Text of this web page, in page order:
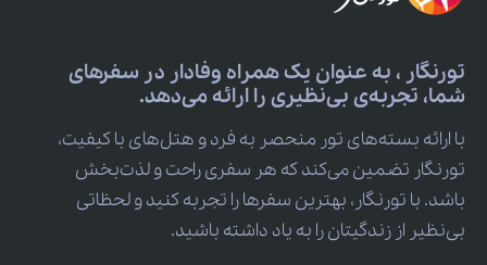
تورنگار ، به عنوان یک همراه وفادار در سفرهای
شما، تجربه‌ی بی‌نظیری را ارائه می‌دهد.
با ارائه بسته‌های تور منحصر به فرد و هتل‌های با کیفیت،
تورنگار تضمین می‌کند که هر سفری راحت و لذت‌بخش
باشد. با تورنگار، بهترین سفرها را تجربه کنید و لحظاتی
بی‌نظیر از زندگیتان را به یاد داشته باشید.